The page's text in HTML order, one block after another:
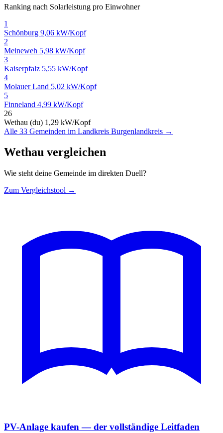
Ranking nach Solarleistung pro Einwohner
1
Schönburg 9,06 kW/Kopf
2
Meineweh 5,98 kW/Kopf
3
Kaiserpfalz 5,55 kW/Kopf
4
Molauer Land 5,02 kW/Kopf
5
Finneland 4,99 kW/Kopf
26
Wethau (du) 1,29 kW/Kopf
Alle 33 Gemeinden im Landkreis Burgenlandkreis →
Wethau vergleichen
Wie steht deine Gemeinde im direkten Duell?
Zum Vergleichstool →
PV-Anlage kaufen — der vollständige Leitfaden